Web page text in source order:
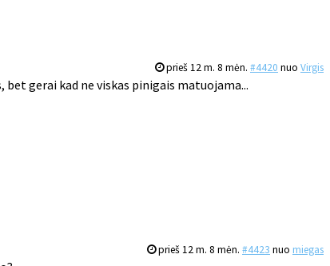
prieš 12 m. 8 mėn. #4420 nuo Virgis
gerai kad ne viskas pinigais matuojama...
prieš 12 m. 8 mėn. #4423 nuo miegas